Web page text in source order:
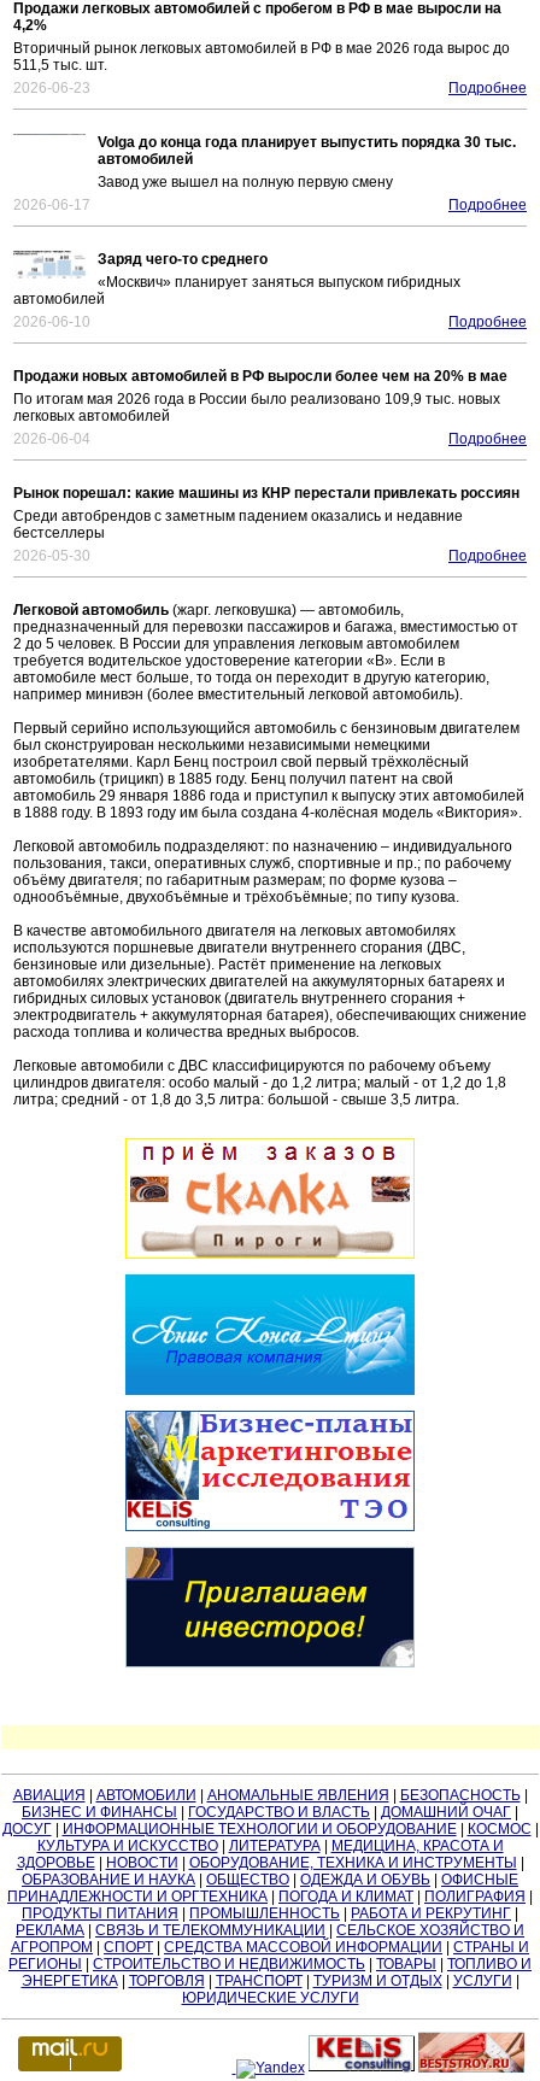
Продажи легковых автомобилей с пробегом в РФ в мае выросли на
4,2%
Вторичный рынок легковых автомобилей в РФ в мае 2026 года вырос до
511,5 тыс. шт.
2026-06-23
Подробнее
Volga до конца года планирует выпустить порядка 30 тыс.
автомобилей
Завод уже вышел на полную первую смену
2026-06-17
Подробнее
Заряд чего-то среднего
«Москвич» планирует заняться выпуском гибридных
автомобилей
2026-06-10
Подробнее
Продажи новых автомобилей в РФ выросли более чем на 20% в мае
По итогам мая 2026 года в России было реализовано 109,9 тыс. новых
легковых автомобилей
2026-06-04
Подробнее
Рынок порешал: какие машины из КНР перестали привлекать россиян
Среди автобрендов с заметным падением оказались и недавние
бестселлеры
2026-05-30
Подробнее
Легковой автомобиль (жарг. легковушка) — автомобиль,
предназначенный для перевозки пассажиров и багажа, вместимостью от
2 до 5 человек. В России для управления легковым автомобилем
требуется водительское удостоверение категории «B». Если в
автомобиле мест больше, то тогда он переходит в другую категорию,
например минивэн (более вместительный легковой автомобиль).
Первый серийно использующийся автомобиль с бензиновым двигателем
был сконструирован несколькими независимыми немецкими
изобретателями. Карл Бенц построил свой первый трёхколёсный
автомобиль (трицикп) в 1885 году. Бенц получил патент на свой
автомобиль 29 января 1886 года и приступил к выпуску этих автомобилей
в 1888 году. В 1893 году им была создана 4-колёсная модель «Виктория».
Легковой автомобиль подразделяют: по назначению – индивидуального
пользования, такси, оперативных служб, спортивные и пр.; по рабочему
объёму двигателя; по габаритным размерам; по форме кузова –
однообъёмные, двухобъёмные и трёхобъёмные; по типу кузова.
В качестве автомобильного двигателя на легковых автомобилях
используются поршневые двигатели внутреннего сгорания (ДВС,
бензиновые или дизельные). Растёт применение на легковых
автомобилях электрических двигателей на аккумуляторных батареях и
гибридных силовых установок (двигатель внутреннего сгорания +
электродвигатель + аккумуляторная батарея), обеспечивающих снижение
расхода топлива и количества вредных выбросов.
Легковые автомобили с ДВС классифицируются по рабочему объему
цилиндров двигателя: особо малый - до 1,2 литра; малый - от 1,2 до 1,8
литра; средний - от 1,8 до 3,5 литра: большой - свыше 3,5 литра.
АВИАЦИЯ АВТОМОБИЛИ АНОМАЛЬНЫЕ ЯВЛЕНИЯ БЕЗОПАСНОСТЬ|
БИЗНЕС И ФИНАНСЫ
ГОСУДАРСТВО И ВЛАСТЬ ДОМАШНИЙ ОЧАГ
ДОСУГ| ИНФОРМАЦИОННЫЕ ТЕХНОЛОГИИ И ОБОРУДОВАНИЕ| КОСМОС
КУЛЬТУРА И ИСКУССТВО| ЛИТЕРАТУРА|
МЕДИЦИНА, КРАСОТА И
ЗДОРОВЬЕ| НОВОСТИ ОБОРУДОВАНИЕ, ТЕХНИКА И ИНСТРУМЕНТЫ
ОБРАЗОВАНИЕ И НАУКА
ОБЩЕСТВО ОДЕЖДА И ОБУВЬ
ОФИСНЫЕ
ПРИНАДЛЕЖНОСТИ И ОРГТЕХНИКА
ПОГОДА И КЛИМАТ ПОЛИГРАФИЯ
ПРОДУКТЫ ПИТАНИЯ
ПРОМЫШЛЕННОСТЬ РАБОТА И РЕКРУТИНГ
РЕКЛАМА
СВЯЗЬ И ТЕЛЕКОММУНИКАЦИИ
СЕЛЬСКОЕ ХОЗЯЙСТВО И
АГРОПРОМ
СПОРТ СРЕДСТВА МАССОВОЙ ИНФОРМАЦИИ
СТРАНЫ И
РЕГИОНЫ
СТРОИТЕЛЬСТВО И НЕДВИЖИМОСТЬ ТОВАРЫ
ТОПЛИВО И
ЭНЕРГЕТИКА| ТОРГОВЛЯ ТРАНСПОРТ| ТУРИЗМ И ОТДЫХ| УСЛУГИ
ЮРИДИЧЕСКИЕ УСЛУГИ